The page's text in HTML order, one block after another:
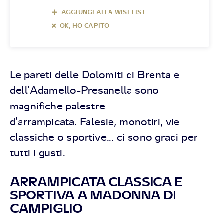
AGGIUNGI ALLA WISHLIST
OK, HO CAPITO
Le pareti delle Dolomiti di Brenta e
dell'Adamello-Presanella sono
magnifiche palestre
d'arrampicata. Falesie, monotiri, vie
classiche o sportive... ci sono gradi per
tutti i gusti.
ARRAMPICATA CLASSICA E
SPORTIVA A MADONNA DI
CAMPIGLIO